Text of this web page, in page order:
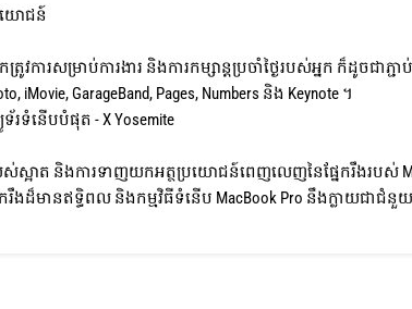
យោជន៍
រូវការសម្រាប់ការងារ និងការកម្សាន្តប្រចាំថ្ងៃរបស់អ្នក ក៏ដូចជាភ្
GarageBand, Pages, Numbers និង Keynote ។
យូទ័រទំនើបបំផុត - X Yosemite
ស្អាត និងការទាញយកអត្ថប្រយោជន៍ពេញលេញនៃផ្នែករឹងរបស់
រឹងដ៏មានឥទ្ធិពល និងកម្មវិធីទំនើប MacBook Pro នឹងក្លាយជាជំនួយក